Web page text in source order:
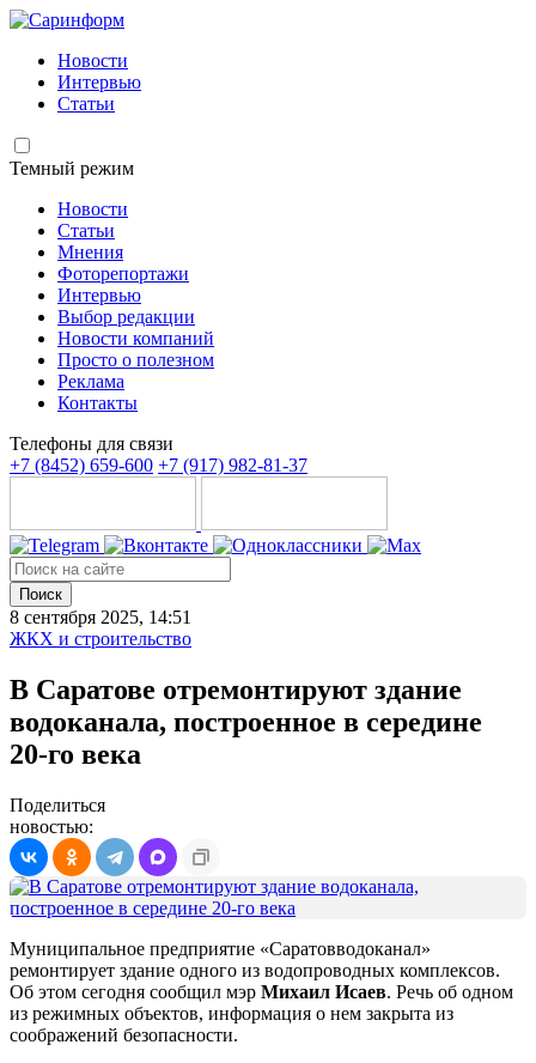
Новости
Интервью
Статьи
Темный режим
Новости
Статьи
Мнения
Фоторепортажи
Интервью
Выбор редакции
Новости компаний
Просто о полезном
Реклама
Контакты
Телефоны для связи
+7 (8452) 659-600 +7 (917) 982-81-37
Поиск
8 сентября 2025, 14:51
ЖКХ и строительство
В Саратове отремонтируют здание
водоканала, построенное в середине
20-го века
Поделиться
новостью:
Муниципальное предприятие «Саратовводоканал»
ремонтирует здание одного из водопроводных комплексов.
Об этом сегодня сообщил мэр Михаил Исаев. Речь об одном
из режимных объектов, информация о нем закрыта из
соображений безопасности.